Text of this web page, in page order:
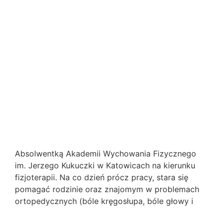
Absolwentką Akademii Wychowania Fizycznego
im. Jerzego Kukuczki w Katowicach na kierunku
fizjoterapii. Na co dzień prócz pracy, stara się
pomagać rodzinie oraz znajomym w problemach
ortopedycznych (bóle kręgosłupa, bóle głowy i